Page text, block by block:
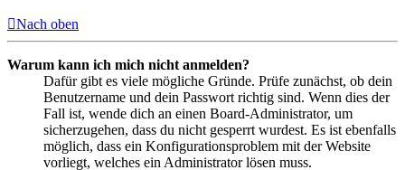
Nach oben
Warum kann ich mich nicht anmelden?
Dafür gibt es viele mögliche Gründe. Prüfe zunächst, ob dein
Benutzername und dein Passwort richtig sind. Wenn dies der
Fall ist, wende dich an einen Board-Administrator, um
sicherzugehen, dass du nicht gesperrt wurdest. Es ist ebenfalls
möglich, dass ein Konfigurationsproblem mit der Website
vorliegt, welches ein Administrator lösen muss.